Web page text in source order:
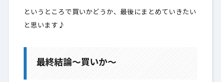
というところで買いかどうか、最後にまとめていきたい
と思います♪
最終結論～買いか～